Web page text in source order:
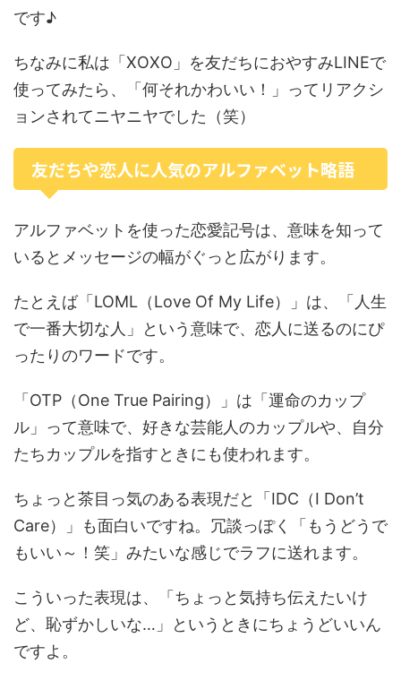
です♪
ちなみに私は「XOXO」を友だちにおやすみLINEで
使ってみたら、「何それかわいい！」ってリアクシ
ョンされてニヤニヤでした（笑）
友だちや恋人に人気のアルファベット略語
アルファベットを使った恋愛記号は、意味を知って
いるとメッセージの幅がぐっと広がります。
たとえば「LOML（Love Of My Life）」は、「人生
で一番大切な人」という意味で、恋人に送るのにぴ
ったりのワードです。
「OTP（One True Pairing）」は「運命のカップ
ル」って意味で、好きな芸能人のカップルや、自分
たちカップルを指すときにも使われます。
ちょっと茶目っ気のある表現だと「IDC（I Don’t
Care）」も面白いですね。冗談っぽく「もうどうで
もいい～！笑」みたいな感じでラフに送れます。
こういった表現は、「ちょっと気持ち伝えたいけ
ど、恥ずかしいな…」というときにちょうどいいん
ですよ。